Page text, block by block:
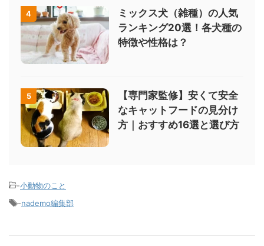
4
ミックス犬（雑種）の人気
ランキング20選！各犬種の
特徴や性格は？
5
【専門家監修】安くて安全
なキャットフードの見分け
方｜おすすめ16選と選び方
-小動物のこと
-nademo編集部